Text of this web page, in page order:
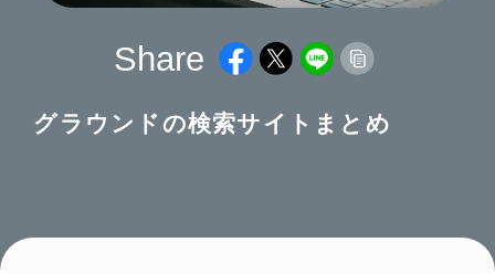
Share
グラウンドの検索サイトまとめ